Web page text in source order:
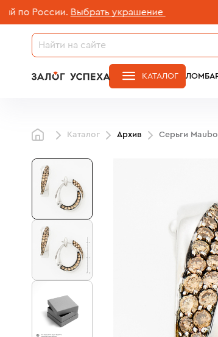
Выбрать украшение
КАТАЛОГ
Каталог Архив Серьги